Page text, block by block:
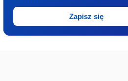
Zapisz się